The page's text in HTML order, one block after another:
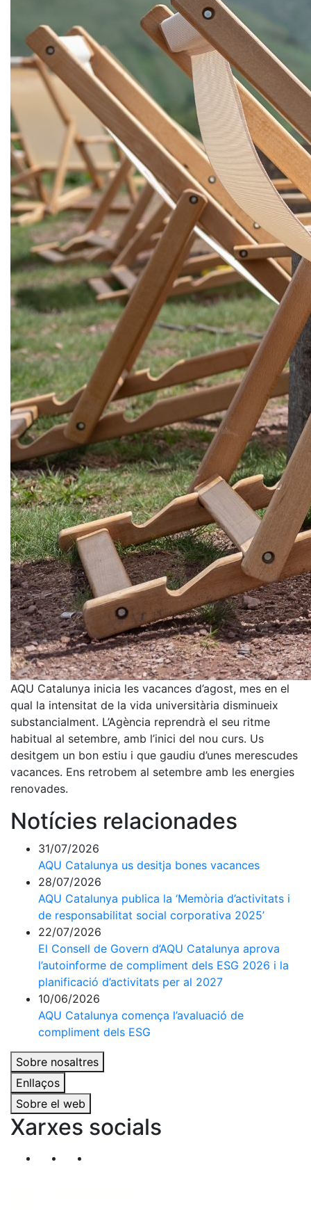
AQU Catalunya inicia les vacances d’agost, mes en el
qual la intensitat de la vida universitària disminueix
substancialment. L’Agència reprendrà el seu ritme
habitual al setembre, amb l’inici del nou curs. Us
desitgem un bon estiu i que gaudiu d’unes merescudes
vacances. Ens retrobem al setembre amb les energies
renovades.
Notícies relacionades
31/07/2026
AQU Catalunya us desitja bones vacances
28/07/2026
AQU Catalunya publica la ‘Memòria d’activitats i
de responsabilitat social corporativa 2025’
22/07/2026
El Consell de Govern d’AQU Catalunya aprova
l’autoinforme de compliment dels ESG 2026 i la
planificació d’activitats per al 2027
10/06/2026
AQU Catalunya comença l’avaluació de
compliment dels ESG
Sobre nosaltres
Enllaços
Sobre el web
Xarxes socials
Segueix-nos al nostre canal de Twitter